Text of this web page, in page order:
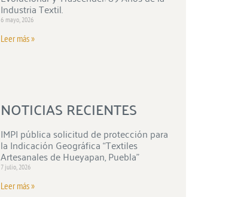
Industria Textil.
6 mayo, 2026
Leer más »
NOTICIAS RECIENTES
IMPI pública solicitud de protección para
la Indicación Geográfica “Textiles
Artesanales de Hueyapan, Puebla”
7 julio, 2026
Leer más »